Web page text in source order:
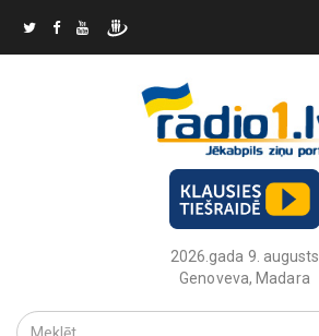
2026.gada 9. augusts
Genoveva, Madara